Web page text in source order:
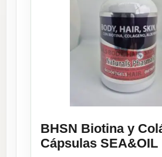
BHSN Biotina y
Cápsulas SEA&OIL